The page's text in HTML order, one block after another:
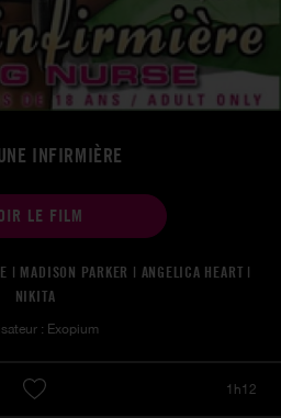
INFIRMIÈRE
LE FILM
| MADISON PARKER | ANGELICA HEART |
NIKITA
: Exopium
1h12